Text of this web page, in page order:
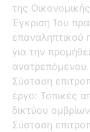
της
Έγκριση 1ου
επαναληπτικού
για την
ανατρεπόμενου.
Σύσταση
έργο: Τοπικές
δικτύου
Σύσταση